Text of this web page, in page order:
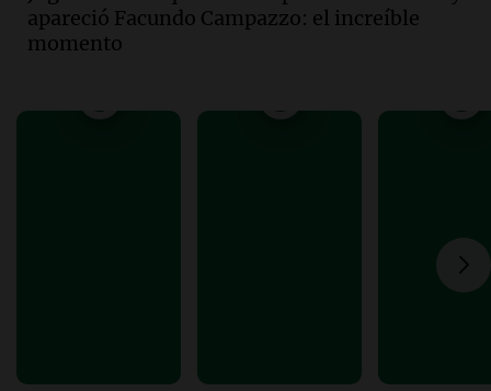
oficialismo la explique mejor" sobre la
ley de propiedad privada
Informados al regreso
Audio.Debate en el Senado y protesta
Manifestación en Rosario contra
la ley de Propiedad Privada debatida en
Luis Juez cuestionó la polémica
apareció Facundo Campazzo: el increíble
momento